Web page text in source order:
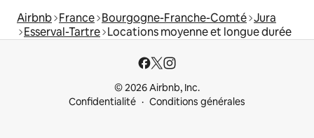
Airbnb France Bourgogne-Franche-Comté Jura
Esserval-Tartre Locations moyenne et longue durée
© 2026 Airbnb, Inc.
Confidentialité
Conditions générales